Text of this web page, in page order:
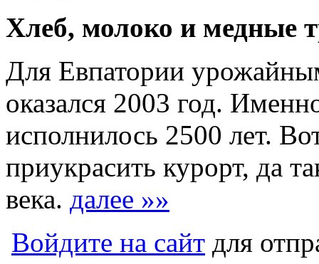
Хлеб, молоко и медные
Для Евпатории
оказался 2003 год.
исполнилось 2500 лет.
приукрасить курорт, да
века. далее »»
Войдите на сайт для